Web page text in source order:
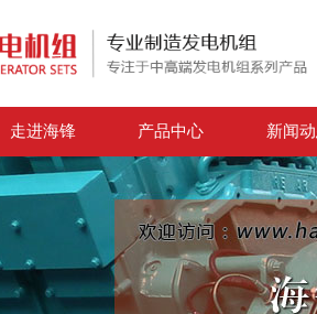
走进海锋 产品中心 新闻